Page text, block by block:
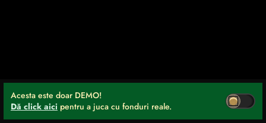
Acesta este doar DEMO!
Dă click aici pentru a juca cu fonduri reale.